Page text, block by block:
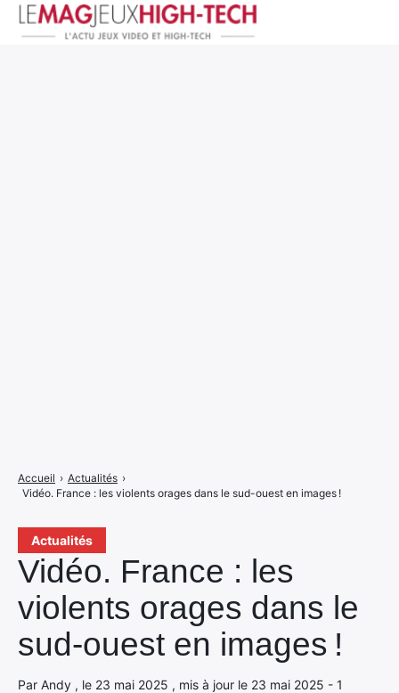
Actualités
Vidéo. France : les
violents orages dans le
sud-ouest en images !
Par Andy , le 23 mai 2025 , mis à jour le 23 mai 2025 - 1
Accueil › Actualités ›
Vidéo. France : les violents orages dans le sud-ouest en images !